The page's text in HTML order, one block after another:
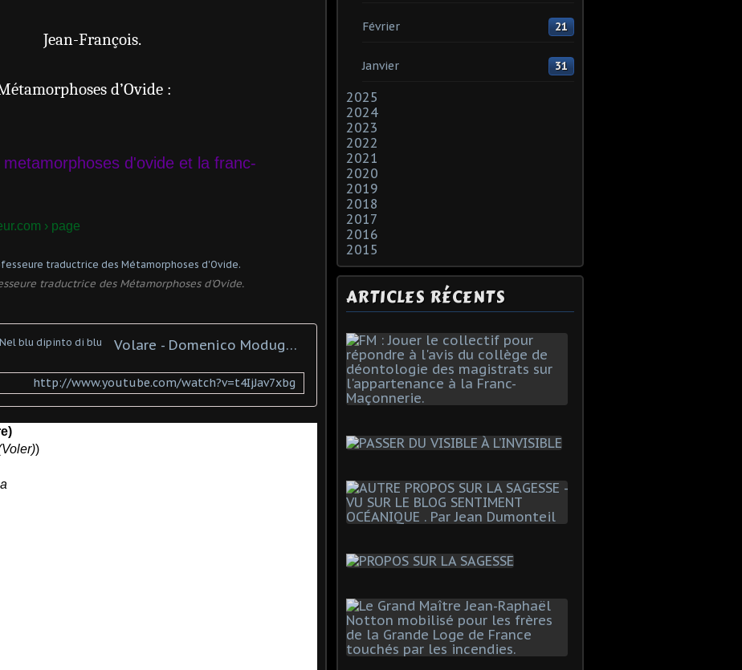
d’Ovide :
d'ovide et la franc-
› page
traductrice des Métamorphoses d'Ovide.
Volare - Domenico Modugno - Nel blu dipinto di blu
http://www.youtube.com/watch?v=t4IjJav7xbg
)
Février 21
Janvier 31
2025
2024
2023
2022
2021
2020
2019
2018
2017
2016
2015
ARTICLES RÉCENTS